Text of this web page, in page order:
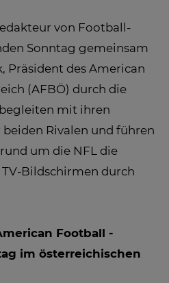
von Football-
Sonntag gemeinsam
Präsident des American
(AFBÖ) durch die
mit ihren
beiden Rivalen und führen
um die NFL die
Bildschirmen durch
Football -
im österreichischen